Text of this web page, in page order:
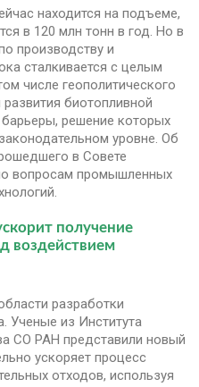
находится на подъеме,
в 120 млн тонн в год. Но в
производству и
сталкивается с целым
числе геополитического
биотопливной
решение которых
уровне. Об
в Совете
вопросам промышленных
получение
воздействием
разработки
Ученые из Института
СО РАН представили новый
ускоряет процесс
отходов, используя